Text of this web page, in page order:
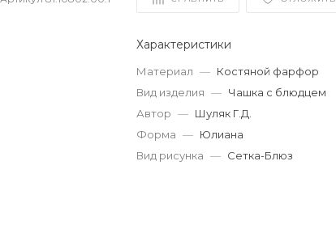
Характеристики
Материал — Костяной фарфор
Вид изделия — Чашка с блюдцем
Автор — Шуляк Г.Д.
Форма — Юлиана
Вид рисунка — Сетка-Блюз